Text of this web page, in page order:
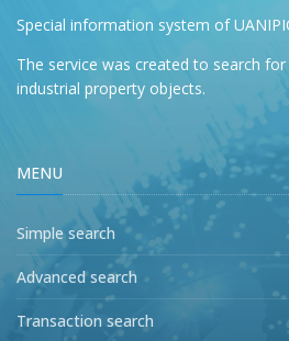
Special information system of
The service was created to search
industrial property objects.
MENU
Simple search
Advanced search
Transaction search